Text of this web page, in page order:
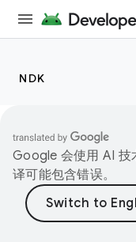
NDK
Google 会使用 AI 技
译可能包含错误。